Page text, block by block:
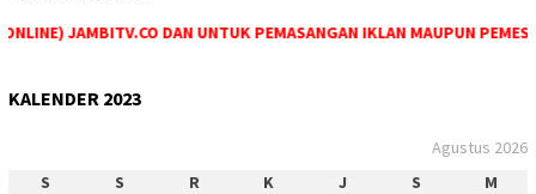
JAMBITV.CO DAN UNTUK PEMASANGAN IKLAN MAUPUN
KALENDER 2023
Agustus 2026
S
S R K J S
M